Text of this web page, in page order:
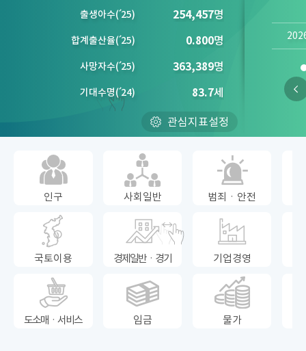
출생아수(´25) 254,457명
합계출산율(´25) 0.800명
사망자수(´25) 363,389명
기대수명(´24) 83.7세
관심지표설정
인구 사회일반 범죄ㆍ안전
국토이용 경제일반ㆍ경기 기업경영
도소매ㆍ서비스 임금 물가